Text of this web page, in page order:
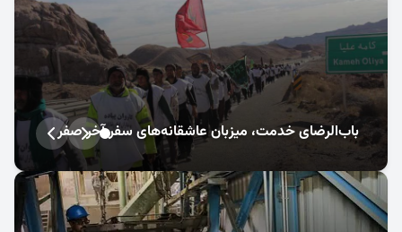
ورزشی
چندرسانه
باب‌الرضای خدمت، میزبان عاشقانه‌های سفر آخر صفر